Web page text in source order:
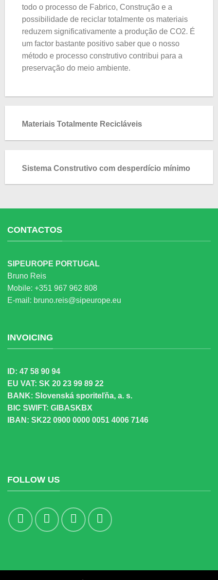
todo o processo de Fabrico, Construção e a
possibilidade de reciclar totalmente os materiais
reduzem significativamente a produção de CO2. É
um factor bastante positivo saber que o nosso
método e processo construtivo contribui para a
preservação do meio ambiente.
Materiais Totalmente Recicláveis
Sistema Construtivo com desperdício mínimo
CONTACTOS
SIPEUROPE PORTUGAL
Bruno Reis
Mobile: +351 967 962 808
E-mail: bruno.reis@sipeurope.eu
INVOICING
ID: 47 58 90 94
EU VAT: SK 20 23 99 89 22
BANK: Slovenská sporiteľňa, a. s.
BIC SWIFT: GIBASKBX
IBAN: SK22 0900 0000 0051 4006 7146
FOLLOW US